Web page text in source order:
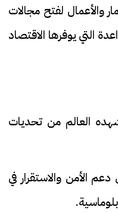
والأعمال لفتح مجالات
التي يوفرها الاقتصاد
العالم من تحديات
الأمن والاستقرار في